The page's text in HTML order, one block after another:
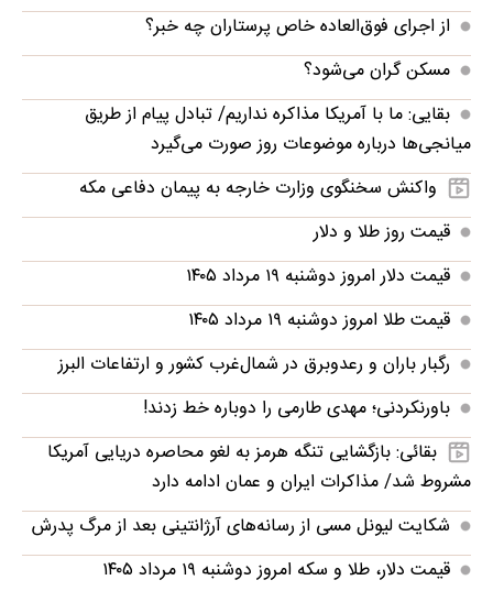
از اجرای فوق‌العاده خاص پرستاران چه خبر؟
مسکن گران می‌شود؟
بقایی: ما با آمریکا مذاکره نداریم/ تبادل پیام از طریق
میانجی‌ها درباره موضوعات روز صورت می‌گیرد
واکنش سخنگوی وزارت خارجه به پیمان دفاعی مکه
قیمت روز طلا و دلار
قیمت دلار امروز دوشنبه ۱۹ مرداد ۱۴۰۵
قیمت طلا امروز دوشنبه ۱۹ مرداد ۱۴۰۵
رگبار باران و رعدوبرق در شمال‌غرب کشور و ارتفاعات البرز
باورنکردنی؛ مهدی طارمی را دوباره خط زدند!
بقائی: بازگشایی تنگه هرمز به لغو محاصره دریایی آمریکا
مشروط شد/ مذاکرات ایران و عمان ادامه دارد
شکایت لیونل مسی از رسانه‌های آرژانتینی بعد از مرگ پدرش
قیمت دلار، طلا و سکه امروز دوشنبه ۱۹ مرداد ۱۴۰۵